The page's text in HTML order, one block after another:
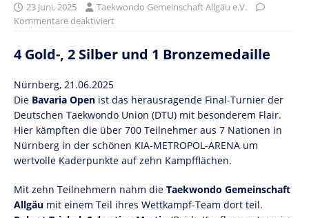
23 Juni, 2025
Taekwondo Gemeinschaft Allgäu e.V.
Kommentare deaktiviert
4 Gold-, 2 Silber und 1 Bronzemedaille
Nürnberg, 21.06.2025
Die Bavaria Open ist das herausragende Final-Turnier der
Deutschen Taekwondo Union (DTU) mit besonderem Flair.
Hier kämpften die über 700 Teilnehmer aus 7 Nationen in
Nürnberg in der schönen KIA-METROPOL-ARENA um
wertvolle Kaderpunkte auf zehn Kampfflächen.
Mit zehn Teilnehmern nahm die Taekwondo Gemeinschaft
Allgäu mit einem Teil ihres Wettkampf-Team dort teil.